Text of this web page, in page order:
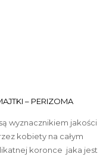
– PERIZOMA
wyznacznikiem jakości
kobiety na całym
koronce jaka jest